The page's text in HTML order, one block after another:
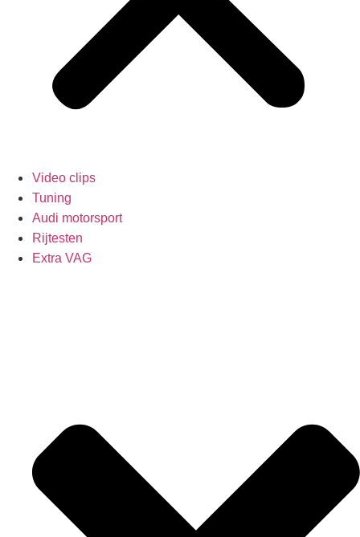
Video clips
Tuning
Audi motorsport
Rijtesten
Extra VAG